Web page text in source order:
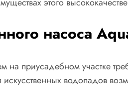
насоса
приусадебном участке
искусственных водопадов